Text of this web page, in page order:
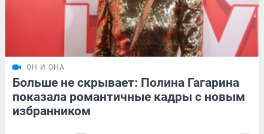
ОН И ОНА
Больше не скрывает: Полина Гагарина
показала романтичные кадры с новым
избранником